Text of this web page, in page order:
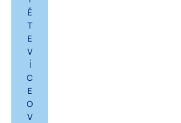
Ě
T
E
V
Í
C
E
O
V